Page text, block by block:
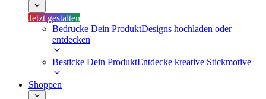
Jetzt gestalten
Bedrucke Dein ProduktDesigns hochladen oder
entdecken
Besticke Dein ProduktEntdecke kreative Stickmotive
Shoppen